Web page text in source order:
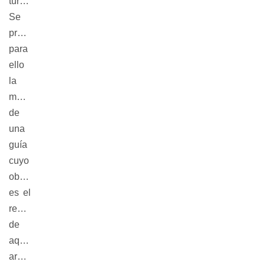
Se
propone
para
ello
la
materialización
de
una
guía
cuyo
objetivo
es el
reconocimiento
de
aquellas
arquitecturas